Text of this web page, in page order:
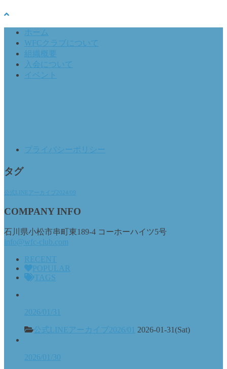
ホーム
WFCクラブについて
組織概要
入会について
イベント
プライバシーポリシー
タグ
公式LINEアーカイブ2024/09
COMPANY INFO
石川県小松市串町東189-4 コーホーハイツ5号
info@wfc-club.com
RECENT
POPULAR
TAGS
2026/01/31
公式LINEアーカイブ2026/01 2026-01-31(Sat)
2026/01/30